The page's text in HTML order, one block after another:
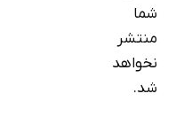
شما
منتشر
نخواهد
شد.